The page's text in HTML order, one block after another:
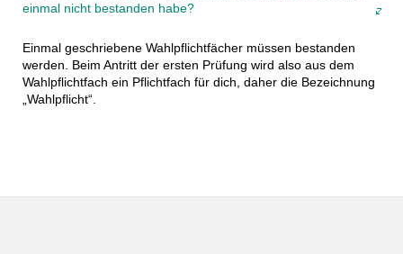
einmal nicht bestanden habe?
Einmal geschriebene Wahlpflichtfächer müssen bestanden
werden. Beim Antritt der ersten Prüfung wird also aus dem
Wahlpflichtfach ein Pflichtfach für dich, daher die Bezeichnung
„Wahlpflicht“.